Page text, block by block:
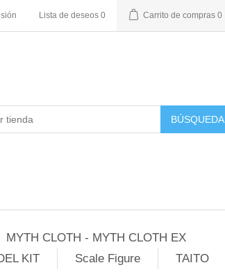
Lista de deseos 0 Carrito de compras 0
BÚSQUEDA
MYTH CLOTH - MYTH CLOTH EX
KIT Scale Figure
TAITO